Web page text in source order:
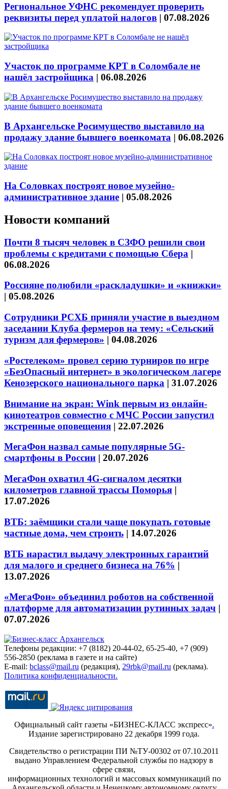
Региональное УФНС рекомендует проверить
реквизиты перед уплатой налогов | 07.08.2026
Участок по программе КРТ в Соломбале не
нашёл застройщика | 06.08.2026
В Архангельске Росимущество выставило на
продажу здание бывшего военкомата | 06.08.2026
На Соловках построят новое музейно-
административное здание | 05.08.2026
Новости компаний
Почти 8 тысяч человек в СЗФО решили свои
проблемы с кредитами с помощью Сбера |
06.08.2026
Россияне полюбили «раскладушки» и «книжки»
| 05.08.2026
Сотрудники РСХБ приняли участие в выездном
заседании Клуба фермеров на тему: «Сельский
туризм для фермеров» | 04.08.2026
«Ростелеком» провел серию турниров по игре
«БезОпасный интернет» в экологическом лагере
Кенозерского национального парка | 31.07.2026
Внимание на экран: Wink первым из онлайн-
кинотеатров совместно с МЧС России запустил
экстренные оповещения | 22.07.2026
МегаФон назвал самые популярные 5G-
смартфоны в России | 20.07.2026
МегаФон охватил 4G-сигналом десятки
километров главной трассы Поморья |
17.07.2026
ВТБ: заёмщики стали чаще покупать готовые
частные дома, чем строить | 14.07.2026
ВТБ нарастил выдачу электронных гарантий
для малого и среднего бизнеса на 76% |
13.07.2026
«МегаФон» объединил роботов на собственной
платформе для автоматизации рутинных задач |
07.07.2026
Телефоны редакции: +7 (8182) 20-44-02, 65-25-40, +7 (909)
556-2850 (реклама в газете и на сайте)
E-mail: bclass@mail.ru (редакция), 29rbk@mail.ru (реклама).
Политика конфиденциальности.
Официальный сайт газеты «БИЗНЕС-КЛАСС экспресс».
Издание зарегистрировано 22 декабря 1999 года.
Свидетельство о регистрации ПИ №ТУ-00302 от 07.10.2011
выдано Управлением Федеральной службы по надзору в
сфере связи,
информационных технологий и массовых коммуникаций по